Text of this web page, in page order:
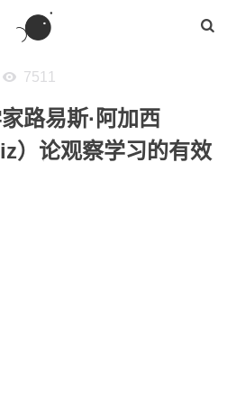
7511
路易斯·阿加西
）论观察学习的有效